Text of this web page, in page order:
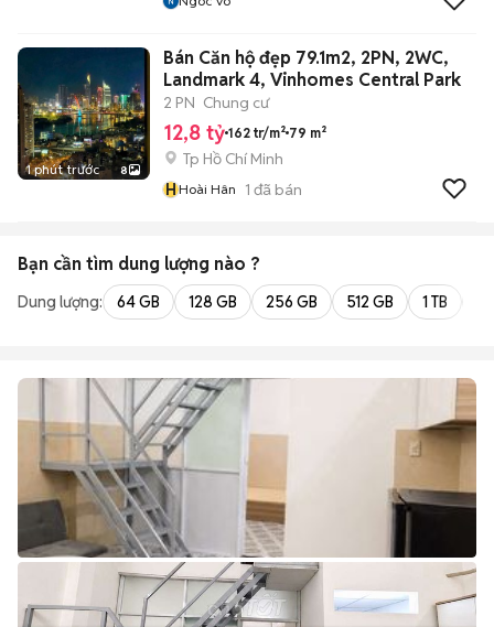
1 phút trước 8
Bán Căn hộ đẹp 79.1m2, 2PN, 2WC,
Landmark 4, Vinhomes Central Park
2 PN Chung cư
12,8 tỷ 162 tr/m² 79 m²
Tp Hồ Chí Minh
HHoài Hân 1 đã bán
Bạn cần tìm dung lượng nào ?
Dung lượng: 64 GB 128 GB 256 GB 512 GB 1 TB